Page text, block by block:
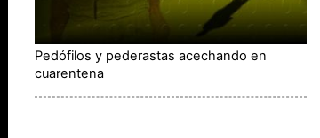
Pedófilos y pederastas acechando en
cuarentena